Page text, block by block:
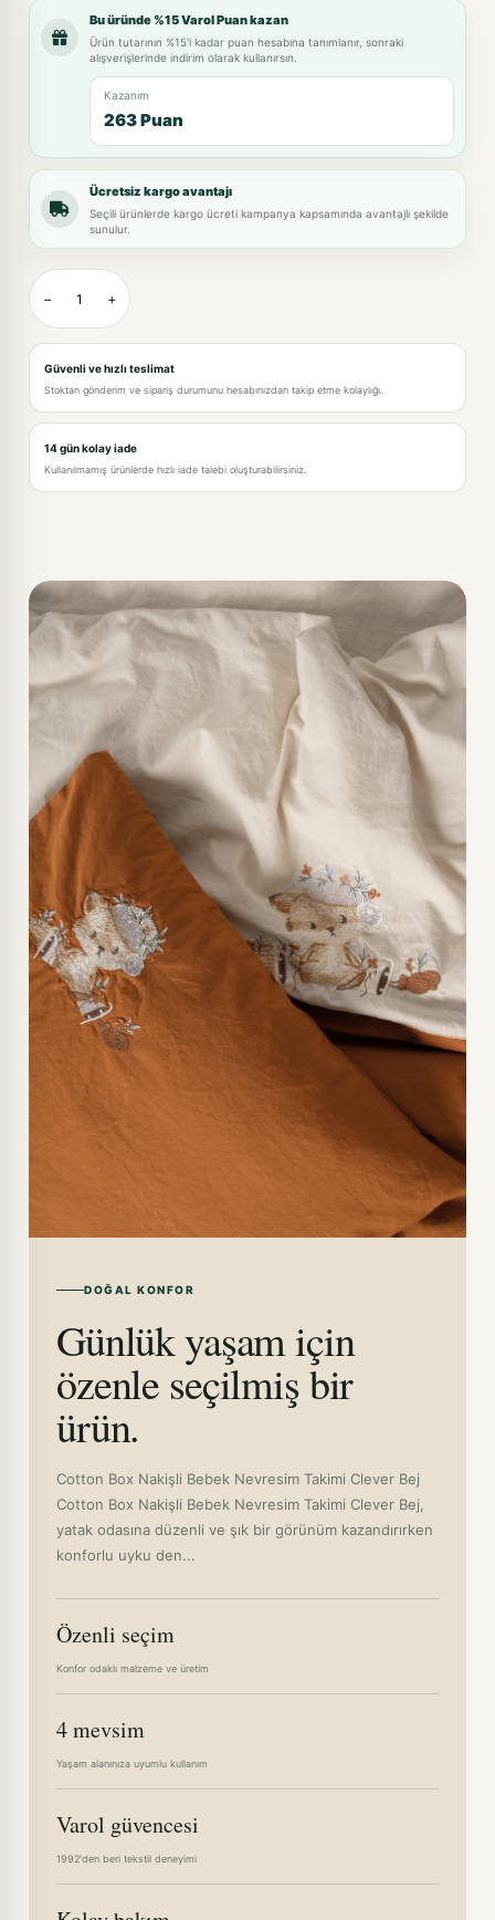
Bu üründe %15 Varol Puan kazan
Ürün tutarının %15'i kadar puan hesabına tanımlanır, sonraki
alışverişlerinde indirim olarak kullanırsın.
Kazanım
263 Puan
Ücretsiz kargo avantajı
Seçili ürünlerde kargo ücreti kampanya kapsamında avantajlı şekilde
sunulur.
− +
Güvenli ve hızlı teslimat
Stoktan gönderim ve sipariş durumunu hesabınızdan takip etme kolaylığı.
14 gün kolay iade
Kullanılmamış ürünlerde hızlı iade talebi oluşturabilirsiniz.
DOĞAL KONFOR
Günlük yaşam için
özenle seçilmiş bir
ürün.
Cotton Box Nakişli Bebek Nevresim Takimi Clever Bej
Cotton Box Nakişli Bebek Nevresim Takimi Clever Bej,
yatak odasına düzenli ve şık bir görünüm kazandırırken
konforlu uyku den...
Özenli seçim
Konfor odaklı malzeme ve üretim
4 mevsim
Yaşam alanınıza uyumlu kullanım
Varol güvencesi
1992'den beri tekstil deneyimi